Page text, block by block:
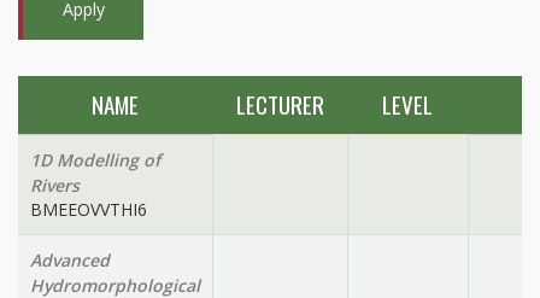
NAME LECTURER LEVEL
1D Modelling of
Rivers
BMEEOVVTHI6
Advanced
Hydromorphological